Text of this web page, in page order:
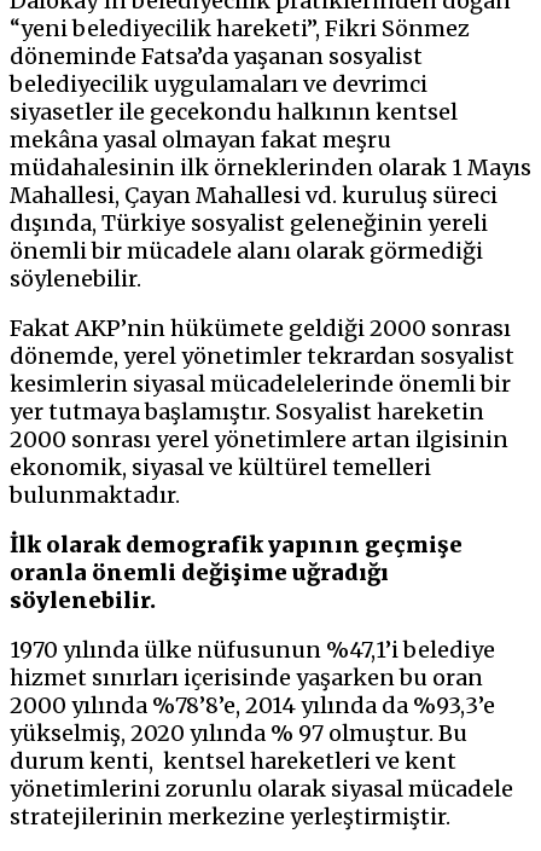
“yeni belediyecilik hareketi”, Fikri Sönmez
döneminde Fatsa’da yaşanan sosyalist
belediyecilik uygulamaları ve devrimci
siyasetler ile gecekondu halkının kentsel
mekâna yasal olmayan fakat meşru
müdahalesinin ilk örneklerinden olarak 1 Mayıs
Mahallesi, Çayan Mahallesi vd. kuruluş süreci
dışında, Türkiye sosyalist geleneğinin yereli
önemli bir mücadele alanı olarak görmediği
söylenebilir.
Fakat AKP’nin hükümete geldiği 2000 sonrası
dönemde, yerel yönetimler tekrardan sosyalist
kesimlerin siyasal mücadelelerinde önemli bir
yer tutmaya başlamıştır. Sosyalist hareketin
2000 sonrası yerel yönetimlere artan ilgisinin
ekonomik, siyasal ve kültürel temelleri
bulunmaktadır.
İlk olarak demografik yapının geçmişe
oranla önemli değişime uğradığı
söylenebilir.
1970 yılında ülke nüfusunun %47,1’i belediye
hizmet sınırları içerisinde yaşarken bu oran
2000 yılında %78’8’e, 2014 yılında da %93,3’e
yükselmiş, 2020 yılında % 97 olmuştur. Bu
durum kenti, kentsel hareketleri ve kent
yönetimlerini zorunlu olarak siyasal mücadele
stratejilerinin merkezine yerleştirmiştir.